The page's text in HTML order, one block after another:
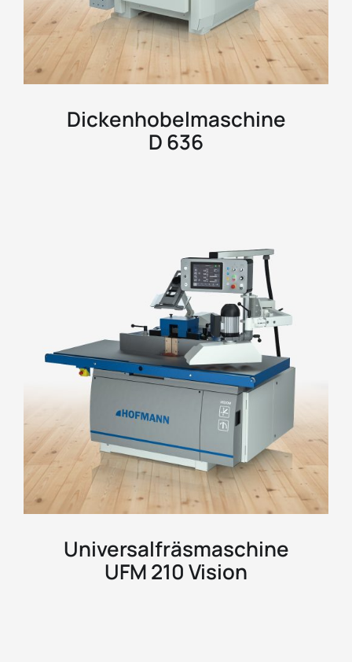
Dickenhobelmaschine
D 636
Universalfräsmaschine
UFM 210 Vision